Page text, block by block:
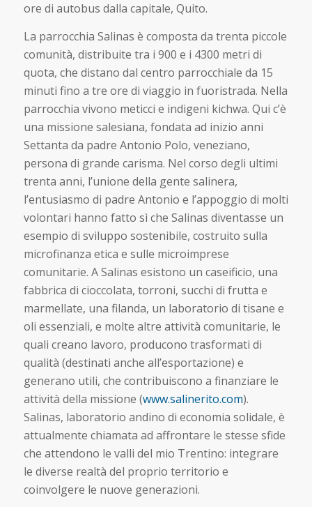
ore di autobus dalla capitale, Quito.
La parrocchia Salinas è composta da trenta piccole
comunità, distribuite tra i 900 e i 4300 metri di
quota, che distano dal centro parrocchiale da 15
minuti fino a tre ore di viaggio in fuoristrada. Nella
parrocchia vivono meticci e indigeni kichwa. Qui c’è
una missione salesiana, fondata ad inizio anni
Settanta da padre Antonio Polo, veneziano,
persona di grande carisma. Nel corso degli ultimi
trenta anni, l’unione della gente salinera,
l’entusiasmo di padre Antonio e l’appoggio di molti
volontari hanno fatto sì che Salinas diventasse un
esempio di sviluppo sostenibile, costruito sulla
microfinanza etica e sulle microimprese
comunitarie. A Salinas esistono un caseificio, una
fabbrica di cioccolata, torroni, succhi di frutta e
marmellate, una filanda, un laboratorio di tisane e
oli essenziali, e molte altre attività comunitarie, le
quali creano lavoro, producono trasformati di
qualità (destinati anche all’esportazione) e
generano utili, che contribuiscono a finanziare le
attività della missione (www.salinerito.com).
Salinas, laboratorio andino di economia solidale, è
attualmente chiamata ad affrontare le stesse sfide
che attendono le valli del mio Trentino: integrare
le diverse realtà del proprio territorio e
coinvolgere le nuove generazioni.